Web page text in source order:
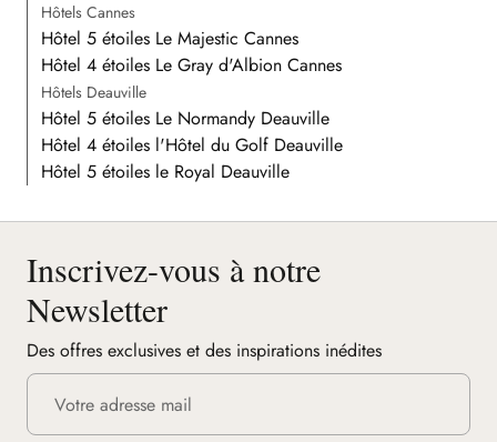
Hôtels Cannes
Hôtel 5 étoiles Le Majestic Cannes
Hôtel 4 étoiles Le Gray d'Albion Cannes
Hôtels Deauville
Hôtel 5 étoiles Le Normandy Deauville
Hôtel 4 étoiles l'Hôtel du Golf Deauville
Hôtel 5 étoiles le Royal Deauville
Inscrivez-vous à notre
Newsletter
Des offres exclusives et des inspirations inédites